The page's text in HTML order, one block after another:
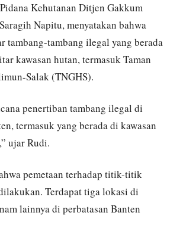
Kehutanan Ditjen Gakkum
Napitu, menyatakan bahwa
tambang-tambang ilegal yang berada
kawasan hutan, termasuk Taman
Salak (TNGHS).
penertiban tambang ilegal di
termasuk yang berada di kawasan
ujar Rudi.
pemetaan terhadap titik-titik
Terdapat tiga lokasi di
lainnya di perbatasan Banten